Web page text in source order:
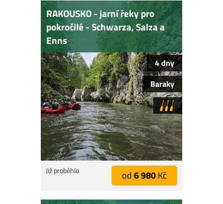
RAKOUSKO - jarní řeky pro
pokročilé - Schwarza, Salza a
Enns
4 dny
Baraky
Již proběhlo od6 980Kč